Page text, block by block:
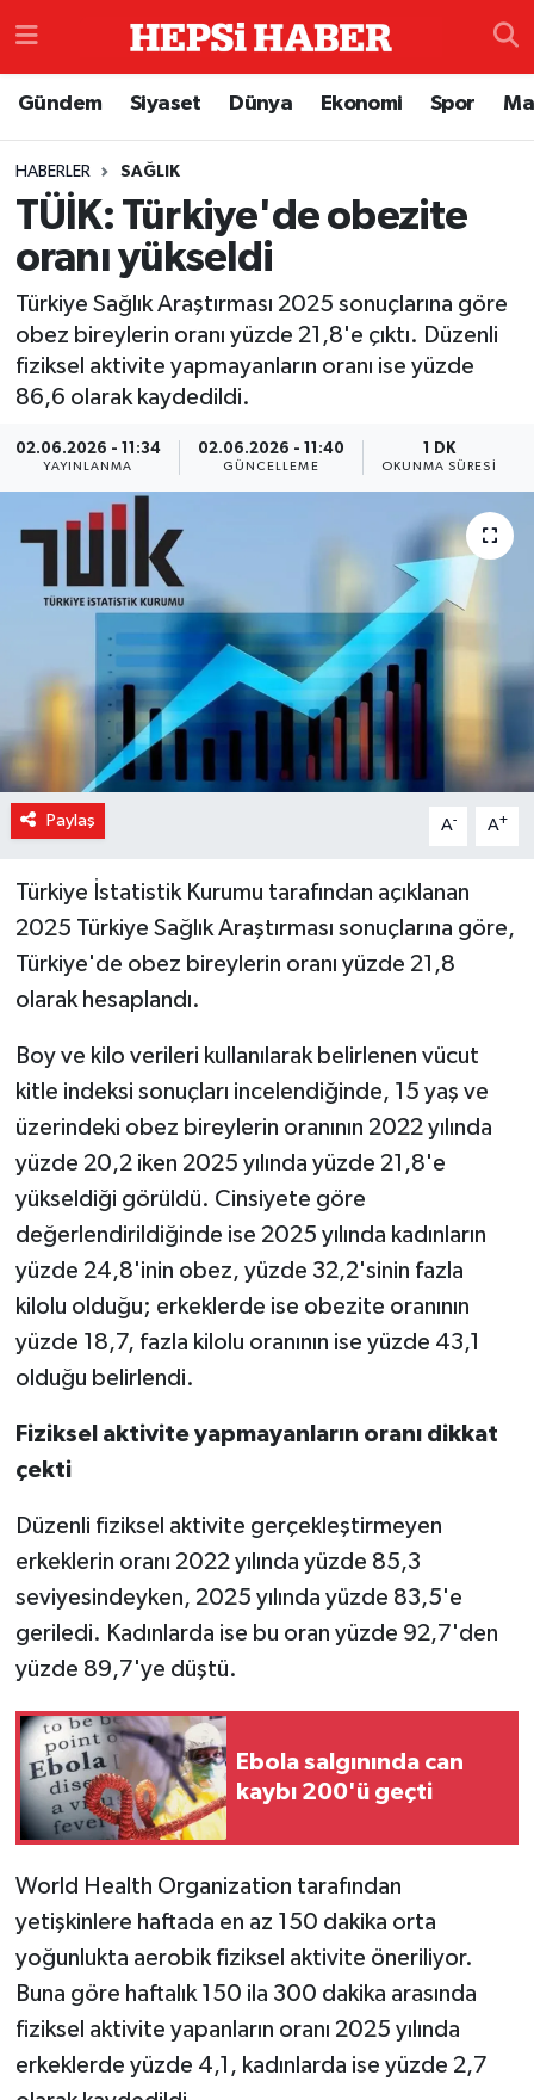
Gündem Siyaset Dünya Ekonomi Spor
HABERLER SAĞLIK
TÜİK: Türkiye'de obezite
oranı yükseldi
Türkiye Sağlık Araştırması 2025 sonuçlarına göre
obez bireylerin oranı yüzde 21,8'e çıktı. Düzenli
fiziksel aktivite yapmayanların oranı ise yüzde
86,6 olarak kaydedildi.
02.06.2026 - 11:34
YAYINLANMA
02.06.2026 - 11:40
GÜNCELLEME
1 DK
OKUNMA SÜRESI
Paylaş A- A+
Türkiye İstatistik Kurumu tarafından açıklanan
2025 Türkiye Sağlık Araştırması sonuçlarına göre,
Türkiye'de obez bireylerin oranı yüzde 21,8
olarak hesaplandı.
Boy ve kilo verileri kullanılarak belirlenen vücut
kitle indeksi sonuçları incelendiğinde, 15 yaş ve
üzerindeki obez bireylerin oranının 2022 yılında
yüzde 20,2 iken 2025 yılında yüzde 21,8'e
yükseldiği görüldü. Cinsiyete göre
değerlendirildiğinde ise 2025 yılında kadınların
yüzde 24,8'inin obez, yüzde 32,2'sinin fazla
kilolu olduğu; erkeklerde ise obezite oranının
yüzde 18,7, fazla kilolu oranının ise yüzde 43,1
olduğu belirlendi.
Fiziksel aktivite yapmayanların oranı dikkat
çekti
Düzenli fiziksel aktivite gerçekleştirmeyen
erkeklerin oranı 2022 yılında yüzde 85,3
seviyesindeyken, 2025 yılında yüzde 83,5'e
geriledi. Kadınlarda ise bu oran yüzde 92,7'den
yüzde 89,7'ye düştü.
Ebola salgınında can
kaybı 200'ü geçti
World Health Organization tarafından
yetişkinlere haftada en az 150 dakika orta
yoğunlukta aerobik fiziksel aktivite öneriliyor.
Buna göre haftalık 150 ila 300 dakika arasında
fiziksel aktivite yapanların oranı 2025 yılında
erkeklerde yüzde 4,1, kadınlarda ise yüzde 2,7
Çevre
Dünya
Eğitim
Ekonomi
Genel
Gündem
Magazin
Özel Haber
Sağlık
Siyaset
Son Dakika
Spor
İzmir Namaz Vakitleri
İstanbul Trafik Yoğunluk Haritası
Süper Lig Puan Durumu ve Fikstür
Tüm Manşetler
Son Dakika Haberleri
Haber Arşivi